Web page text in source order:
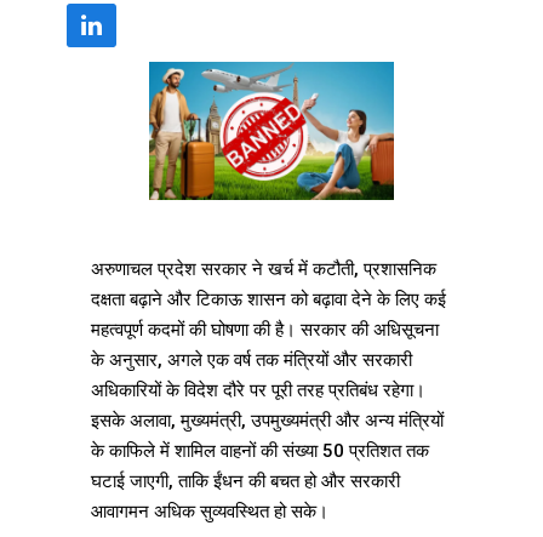
अरुणाचल प्रदेश सरकार ने खर्च में कटौती, प्रशासनिक
दक्षता बढ़ाने और टिकाऊ शासन को बढ़ावा देने के लिए कई
महत्वपूर्ण कदमों की घोषणा की है। सरकार की अधिसूचना
के अनुसार, अगले एक वर्ष तक मंत्रियों और सरकारी
अधिकारियों के विदेश दौरे पर पूरी तरह प्रतिबंध रहेगा।
इसके अलावा, मुख्यमंत्री, उपमुख्यमंत्री और अन्य मंत्रियों
के काफिले में शामिल वाहनों की संख्या 50 प्रतिशत तक
घटाई जाएगी, ताकि ईंधन की बचत हो और सरकारी
आवागमन अधिक सुव्यवस्थित हो सके।